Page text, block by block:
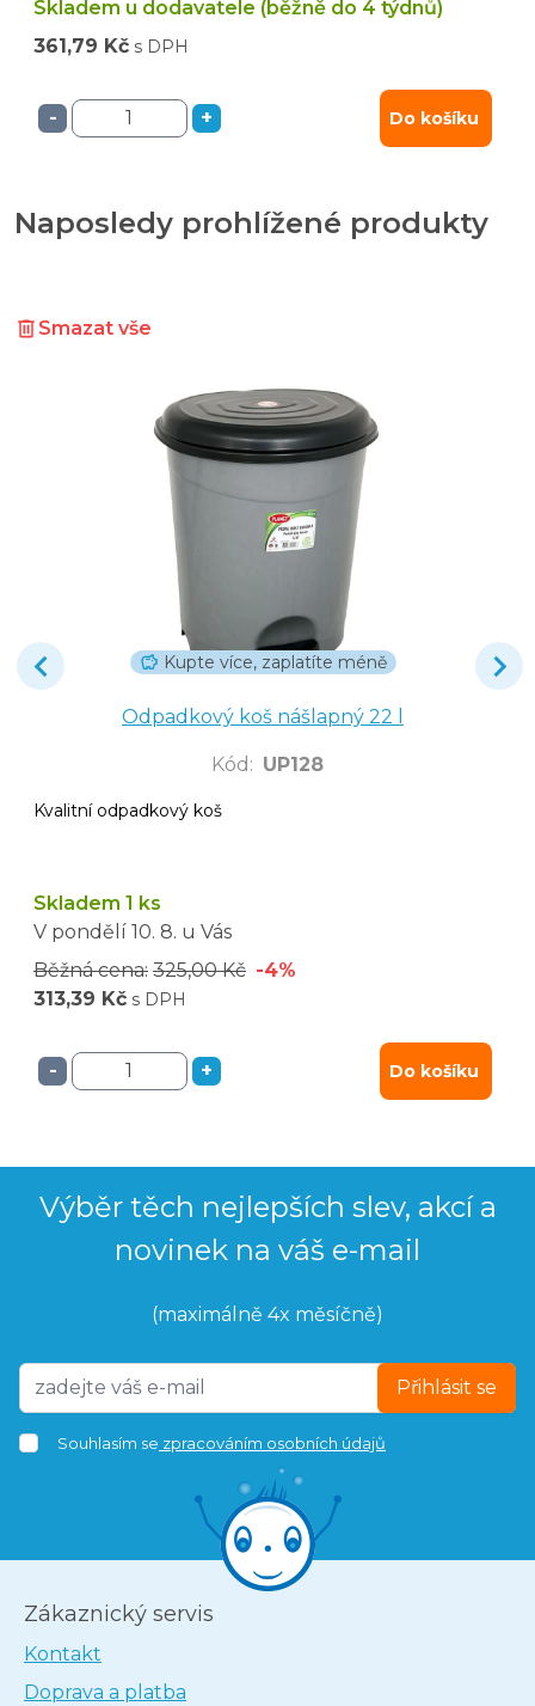
Skladem u dodavatele (běžně do 4 týdnů)
361,79 Kč s DPH
- + Do košíku
Naposledy prohlížené produkty
Smazat vše
Kupte více, zaplatíte méně
Odpadkový koš nášlapný 22 l
Kód : UP128
Kvalitní odpadkový koš
Skladem 1 ks
V pondělí 10. 8. u Vás
Běžná cena: 325,00 Kč -4%
313,39 Kč s DPH
- + Do košíku
Výběr těch nejlepších slev, akcí a
novinek na váš e-mail
(maximálně 4x měsíčně)
Přihlásit se
Souhlasím se zpracováním osobních údajů
Zákaznický servis
Kontakt
Doprava a platba